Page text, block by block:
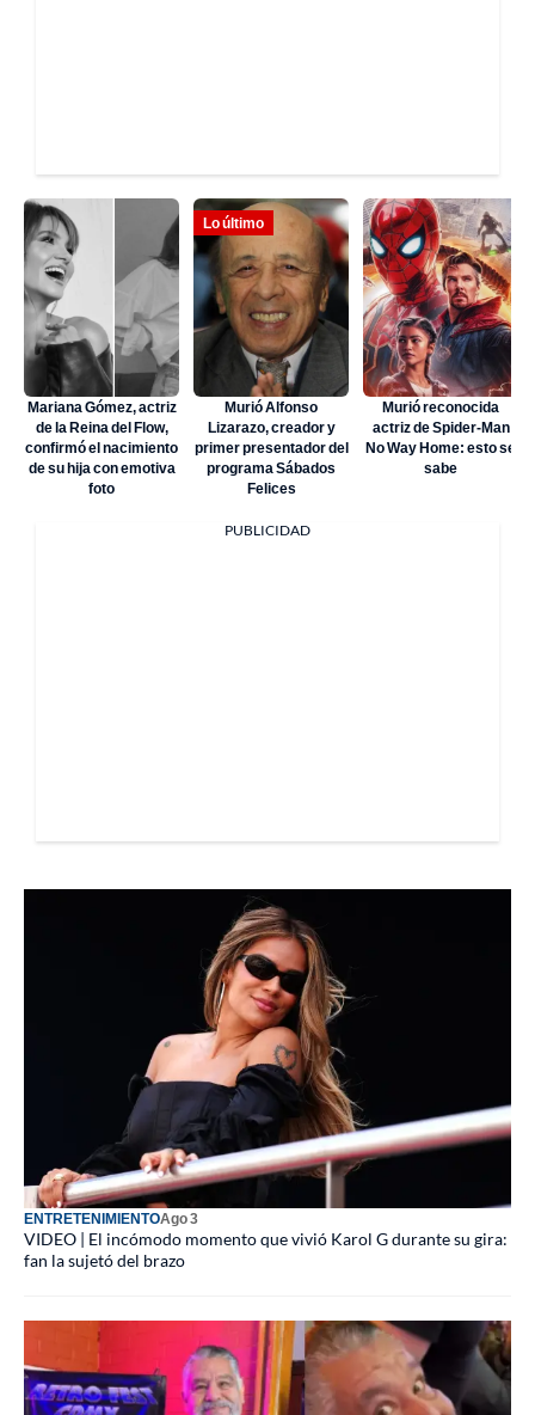
Mariana Gómez, actriz
de la Reina del Flow,
confirmó el nacimiento
de su hija con emotiva
foto
Lo último
Murió Alfonso
Lizarazo, creador y
primer presentador del
programa Sábados
Felices
Murió reconocida
actriz de Spider-Man
No Way Home: esto se
sabe
PUBLICIDAD
ENTRETENIMIENTOAgo 3
VIDEO | El incómodo momento que vivió Karol G durante su gira:
fan la sujetó del brazo